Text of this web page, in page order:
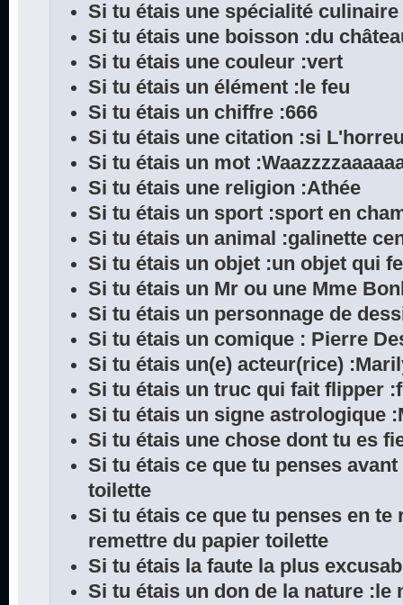
Si tu étais une spécialité
Si tu étais une boisson :du
Si tu étais une couleur :vert
Si tu étais un élément :le feu
Si tu étais un chiffre :666
Si tu étais une citation :si
Si tu étais un mot
Si tu étais une religion :Athée
Si tu étais un sport :sport en
Si tu étais un animal :galinette
Si tu étais un objet :un objet qui
Si tu étais un Mr ou une Mme
Si tu étais un personnage de
Si tu étais un comique : Pierre
Si tu étais un(e) acteur(rice)
Si tu étais un truc qui fait flipper
Si tu étais un signe astrologique
Si tu étais une chose dont tu es
Si tu étais ce que tu penses
toilette
Si tu étais ce que tu penses en
remettre du papier toilette
Si tu étais la faute la plus
Si tu étais un don de la nature :le